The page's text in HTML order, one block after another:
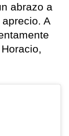
abrazo a
A